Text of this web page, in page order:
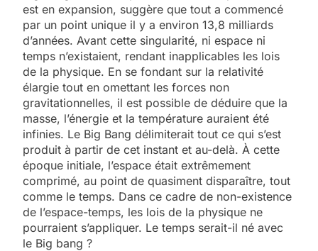
est en expansion, suggère que tout a commencé
par un point unique il y a environ 13,8 milliards
d’années. Avant cette singularité, ni espace ni
temps n’existaient, rendant inapplicables les lois
de la physique. En se fondant sur la relativité
élargie tout en omettant les forces non
gravitationnelles, il est possible de déduire que la
masse, l’énergie et la température auraient été
infinies. Le Big Bang délimiterait tout ce qui s’est
produit à partir de cet instant et au-delà. À cette
époque initiale, l’espace était extrêmement
comprimé, au point de quasiment disparaître, tout
comme le temps. Dans ce cadre de non-existence
de l’espace-temps, les lois de la physique ne
pourraient s’appliquer. Le temps serait-il né avec
le Big bang ?